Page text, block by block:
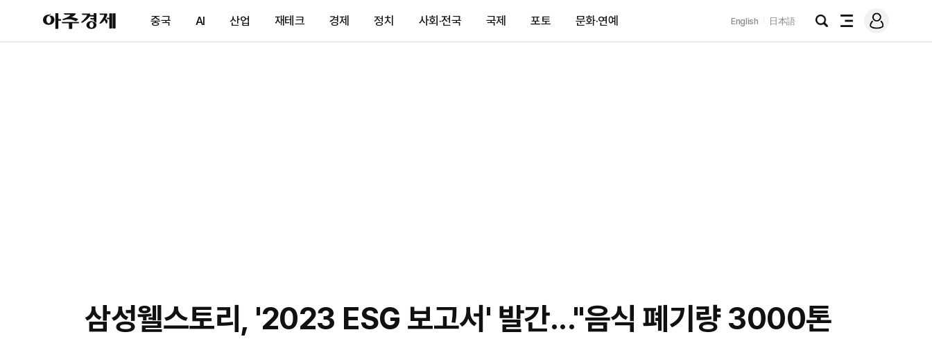
아
주
제
중국 AI 산업 재테크 경제 정치 사회·전국 국제 포토 문화·연예 English 日本語
검
전
메
그
​삼성웰스토리, '2023 ESG 보고서' 발간..."음식 폐기량 3000톤